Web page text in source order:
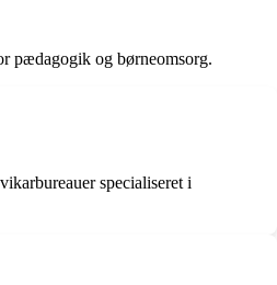
pædagogik og børneomsorg.
specialiseret i